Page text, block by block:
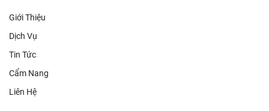
Giới Thiệu
Dịch Vụ
Tin Tức
Cẩm Nang
Liên Hệ